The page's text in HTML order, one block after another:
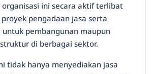
ini secara aktif terlibat
pengadaan jasa serta
untuk pembangunan maupun
di berbagai sektor.
tidak hanya menyediakan jasa